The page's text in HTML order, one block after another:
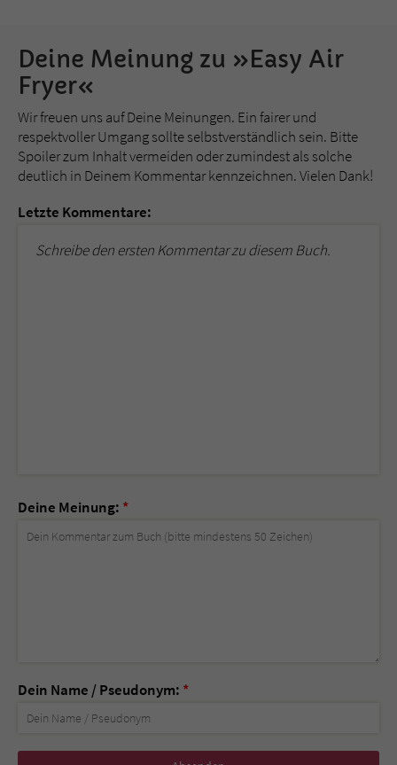
Deine Meinung zu »Easy Air
Fryer«
Wir freuen uns auf Deine Meinungen. Ein fairer und
respektvoller Umgang sollte selbstverständlich sein. Bitte
Spoiler zum Inhalt vermeiden oder zumindest als solche
deutlich in Deinem Kommentar kennzeichnen. Vielen Dank!
Letzte Kommentare:
Schreibe den ersten Kommentar zu diesem Buch.
Deine Meinung: *
Dein Name / Pseudonym: *
Nicht